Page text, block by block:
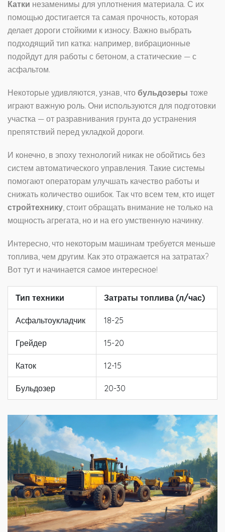
Катки незаменимы для уплотнения материала. С их
помощью достигается та самая прочность, которая
делает дороги стойкими к износу. Важно выбрать
подходящий тип катка: например, вибрационные
подойдут для работы с бетоном, а статические — с
асфальтом.
Некоторые удивляются, узнав, что бульдозеры тоже
играют важную роль. Они используются для подготовки
участка — от разравнивания грунта до устранения
препятствий перед укладкой дороги.
И конечно, в эпоху технологий никак не обойтись без
систем автоматического управления. Такие системы
помогают операторам улучшать качество работы и
снижать количество ошибок. Так что всем тем, кто ищет
стройтехнику, стоит обращать внимание не только на
мощность агрегата, но и на его умственную начинку.
Интересно, что некоторым машинам требуется меньше
топлива, чем другим. Как это отражается на затратах?
Вот тут и начинается самое интересное!
Тип техники Затраты топлива (л/час)
Асфальтоукладчик 18-25
Грейдер 15-20
Каток 12-15
Бульдозер 20-30